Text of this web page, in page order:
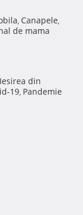
, Canapele,
de mama
Iesirea din
19, Pandemie